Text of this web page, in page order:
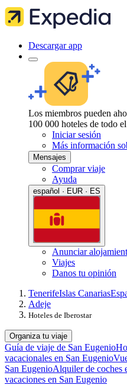
Descargar app
Los miembros pueden
100 000 hoteles de todo
Iniciar sesión
Más información
Mensajes
Comprar viaje
Ayuda
español · EUR · ES
Anunciar
Viajes
Danos tu opinión
TenerifeIslas Canarias
Adeje
Hoteles de Iberostar
Organiza tu viaje
Guía de viaje de San Eugenio
vacacionales en San Eugenio
San EugenioAlquiler de coches
vacaciones en San Eugenio